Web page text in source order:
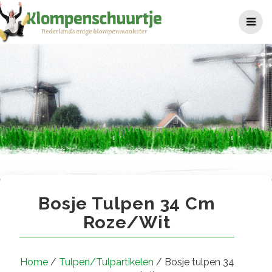
naar
de
Bosje tulpen 34 cm roze/wit
Bosje Tulpen 34 Cm
Roze/wit
Home/ Tulpen/Tulpartikelen / Bosje tulpen 34